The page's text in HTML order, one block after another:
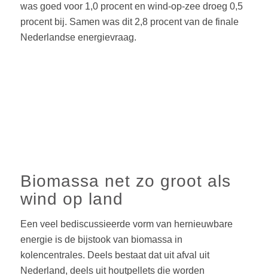
was goed voor 1,0 procent en wind-op-zee droeg 0,5
procent bij. Samen was dit 2,8 procent van de finale
Nederlandse energievraag.
kolencentrales. Deels bestaat dat uit afval uit
Nederland, deels uit houtpellets die worden
geïmporteerd. In het Energieakkoord staat dat door
bijstoken in kolencentrales maximaal per jaar 25 PJ
aan hernieuwbare elektriciteit mag worden
geproduceerd. Dat is goed voor 1,2 procent van de
hernieuwbare energie.Ter vergelijking, dat is